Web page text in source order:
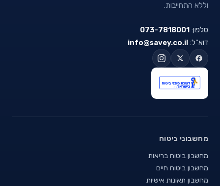
וללא התחייבות.
טלפון: 073-7818001
דוא"ל: info@savey.co.il
מחשבוני ביטוח
מחשבון ביטוח בריאות
מחשבון ביטוח חיים
מחשבון תאונות אישיות